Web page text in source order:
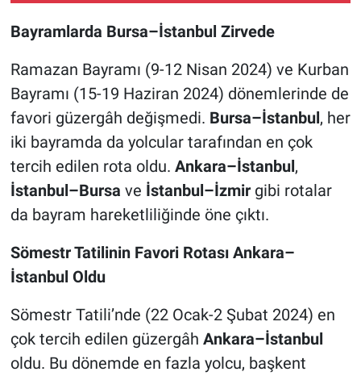
Bayramlarda Bursa–İstanbul Zirvede
Ramazan Bayramı (9-12 Nisan 2024) ve Kurban
Bayramı (15-19 Haziran 2024) dönemlerinde de
favori güzergâh değişmedi. Bursa–İstanbul, her
iki bayramda da yolcular tarafından en çok
tercih edilen rota oldu. Ankara–İstanbul,
İstanbul–Bursa ve İstanbul–İzmirgibi rotalar
da bayram hareketliliğinde öne çıktı.
Sömestr Tatilinin Favori Rotası Ankara–
İstanbul Oldu
Sömestr Tatili’nde (22 Ocak-2 Şubat 2024) en
çok tercih edilen güzergâh Ankara–İstanbul
oldu. Bu dönemde en fazla yolcu, başkent